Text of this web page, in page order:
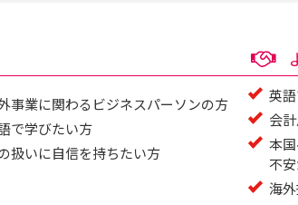
事業に関わるビジネスパーソンの方
で学びたい方
扱いに自信を持ちたい方
英
会
本
不
海